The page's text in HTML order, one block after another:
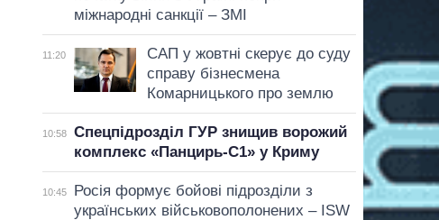
міжнародні санкції – ЗМІ
11:20
САП у жовтні скерує до суду
справу бізнесмена
Комарницького про землю
10:58
Спецпідрозділ ГУР знищив ворожий
комплекс «Панцирь-С1» у Криму
10:45
Росія формує бойові підрозділи з
українських військовополонених – ISW